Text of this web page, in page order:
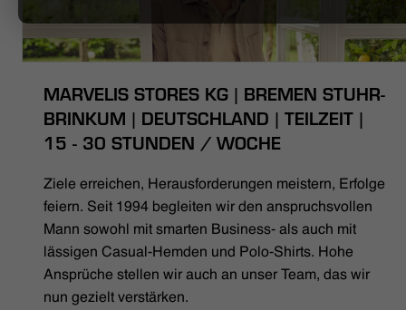
STELLENANGEBOTE
NACHHALTIGKEIT
HÄNDLERSUCHE
MARVELIS STORES KG | BREMEN STUHR-
BRINKUM | DEUTSCHLAND | TEILZEIT |
15 - 30 STUNDEN / WOCHE
Ziele erreichen, Herausforderungen meistern, Erfolge
feiern. Seit 1994 begleiten wir den anspruchsvollen
Mann sowohl mit smarten Business- als auch mit
lässigen Casual-Hemden und Polo-Shirts. Hohe
Ansprüche stellen wir auch an unser Team, das wir
nun gezielt verstärken.